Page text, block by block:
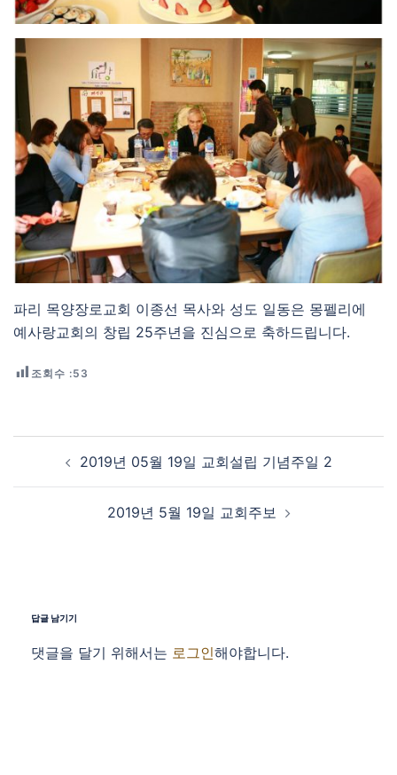
파리 목양장로교회 이종선 목사와 성도 일동은 몽펠리에
예사랑교회의 창립 25주년을 진심으로 축하드립니다.
조회수 :53
Post navigation
2019년 05월 19일 교회설립 기념주일 2
2019년 5월 19일 교회주보
답글 남기기
댓글을 달기 위해서는 로그인해야합니다.